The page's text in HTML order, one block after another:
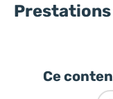
Prestations
Ce